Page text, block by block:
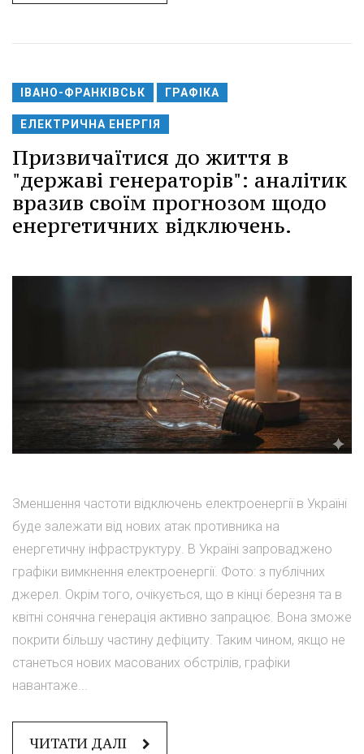
ІВАНО-ФРАНКІВСЬК ГРАФІКА
ЕЛЕКТРИЧНА ЕНЕРГІЯ
Призвичаїтися до життя в
"державі генераторів": аналітик
вразив своїм прогнозом щодо
енергетичних відключень.
Зменшення частоти відключень електроенергії в Україні
буде залежати від нових атак противника на
енергетичну інфраструктуру. В Україні запроваджено
графіки вимкнення електроенергії. Фото: з публічних
джерел. Окрім того, очікується, що в кінці березня та в
квітні сонячна генерація активно запрацює. Вона зможе
покрити більшу частину дефіциту. Таким чином, якщо не
станеться нових масованих обстрілів, графіки
навантаже...
ЧИТАТИ ДАЛІ